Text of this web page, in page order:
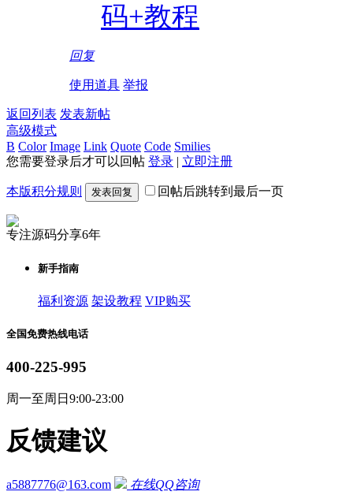
码+教程
回复
使用道具 举报
返回列表 发表新帖
高级模式
B Color Image Link Quote Code Smilies
您需要登录后才可以回帖 登录 | 立即注册
本版积分规则 发表回复 回帖后跳转到最后一页
专注源码分享6年
新手指南
福利资源 架设教程 VIP购买
全国免费热线电话
400-225-995
周一至周日9:00-23:00
反馈建议
a5887776@163.com 在线QQ咨询